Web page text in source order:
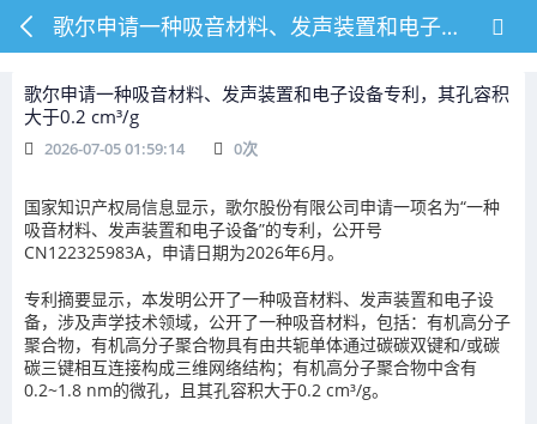
歌尔申请一种吸音材料、发声装置和电子设备专利，其孔容积大于0.2 cm³/g
歌尔申请一种吸音材料、发声装置和电子设备专利，其孔容积
大于0.2 cm³/g
2026-07-05 01:59:14 0次
国家知识产权局信息显示，歌尔股份有限公司申请一项名为“一种
吸音材料、发声装置和电子设备”的专利，公开号
CN122325983A，申请日期为2026年6月。
专利摘要显示，本发明公开了一种吸音材料、发声装置和电子设
备，涉及声学技术领域，公开了一种吸音材料，包括：有机高分子
聚合物，有机高分子聚合物具有由共轭单体通过碳碳双键和/或碳
碳三键相互连接构成三维网络结构；有机高分子聚合物中含有
0.2~1.8 nm的微孔，且其孔容积大于0.2 cm³/g。